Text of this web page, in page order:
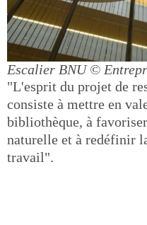
Escalier BNU ©
"L'esprit du projet de
consiste à mettre en
bibliothèque, à
naturelle et à redéfinir
travail".